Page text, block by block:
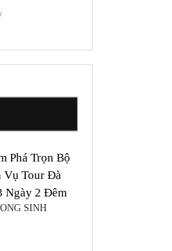
Phá Trọn Bộ
Vụ Tour Đà
Ngày 2 Đêm
SINH